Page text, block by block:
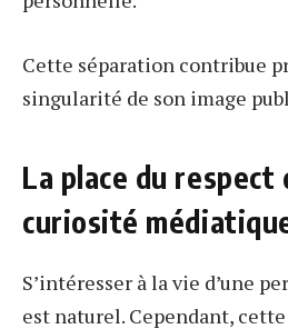
Cette séparation contribue
singularité de son image
La place du respect
curiosité
S’intéresser à la vie d’une
est naturel. Cependant,